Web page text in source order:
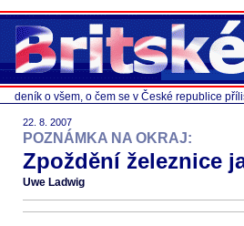
deník o všem, o čem se v České republice
22. 8. 2007
POZNÁMKA NA OKRAJ:
Zpoždění železnice
Uwe Ladwig